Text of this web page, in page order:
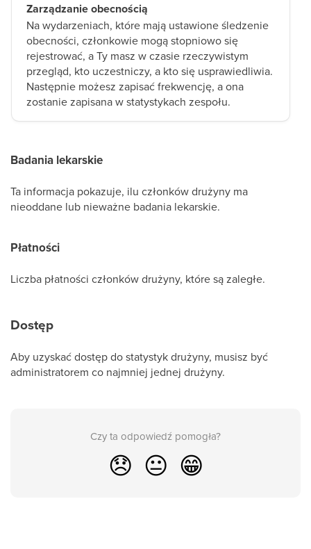
Zarządzanie obecnością
Na wydarzeniach, które mają ustawione śledzenie
obecności, członkowie mogą stopniowo się
rejestrować, a Ty masz w czasie rzeczywistym
przegląd, kto uczestniczy, a kto się usprawiedliwia.
Następnie możesz zapisać frekwencję, a ona
zostanie zapisana w statystykach zespołu.
Badania lekarskie
Ta informacja pokazuje, ilu członków drużyny ma
nieoddane lub nieważne badania lekarskie.
Płatności
Liczba płatności członków drużyny, które są zaległe.
Dostęp
Aby uzyskać dostęp do statystyk drużyny, musisz być
administratorem co najmniej jednej drużyny.
Czy ta odpowiedź pomogła?
😞 😐 😁